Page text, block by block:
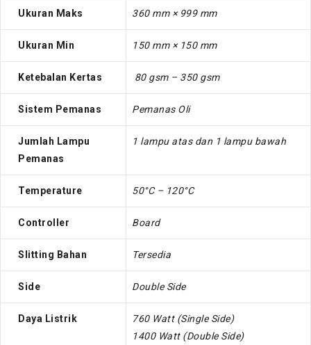
Ukuran Maks 360 mm × 999 mm
Ukuran Min 150 mm × 150 mm
Ketebalan Kertas 80 gsm – 350 gsm
Sistem Pemanas Pemanas Oli
Jumlah Lampu
Pemanas
1 lampu atas dan 1 lampu bawah
Temperature 50°C – 120°C
Controller Board
Slitting Bahan Tersedia
Side Double Side
Daya Listrik
760 Watt (Single Side)
1400 Watt (Double Side)